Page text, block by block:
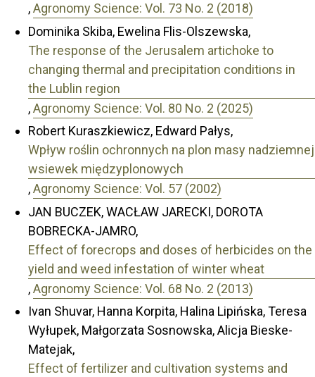
,Agronomy Science: Vol. 73 No. 2 (2018)
Dominika Skiba, Ewelina Flis-Olszewska,
The response of the Jerusalem artichoke to
changing thermal and precipitation conditions in
the Lublin region
,Agronomy Science: Vol. 80 No. 2 (2025)
Robert Kuraszkiewicz, Edward Pałys,
Wpływ roślin ochronnych na plon masy nadziemnej
wsiewek międzyplonowych
,Agronomy Science: Vol. 57 (2002)
JAN BUCZEK, WACŁAW JARECKI, DOROTA
BOBRECKA-JAMRO,
Effect of forecrops and doses of herbicides on the
yield and weed infestation of winter wheat
,Agronomy Science: Vol. 68 No. 2 (2013)
Ivan Shuvar, Hanna Korpita, Halina Lipińska, Teresa
Wyłupek, Małgorzata Sosnowska, Alicja Bieske-
Matejak,
Effect of fertilizer and cultivation systems and